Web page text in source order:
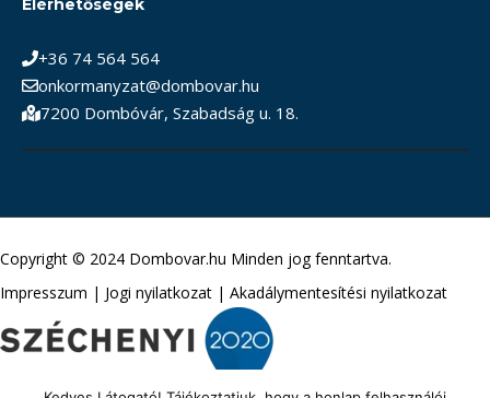
Elérhetőségek
+36 74 564 564
onkormanyzat@dombovar.hu
7200 Dombóvár, Szabadság u. 18.
Copyright © 2024 Dombovar.hu Minden jog fenntartva.
Impresszum | Jogi nyilatkozat | Akadálymentesítési nyilatkozat